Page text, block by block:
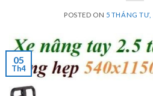
POSTED ON 5 THÁNG TƯ,
05
Th4